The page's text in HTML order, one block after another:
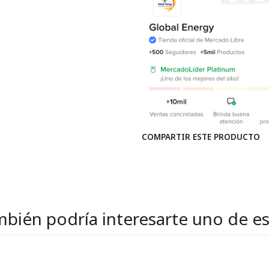
COMPARTIR ESTE PRODUCTO
podría interesarte uno de